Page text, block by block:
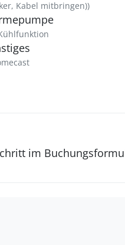
Kabel mitbringen))
im